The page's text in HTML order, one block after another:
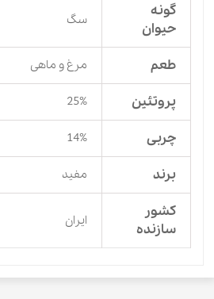
گونه
حیوان
سگ
طعم مرغ و ماهی
پروتئین 25%
چربی 14%
برند مفید
کشور
سازنده
ایران